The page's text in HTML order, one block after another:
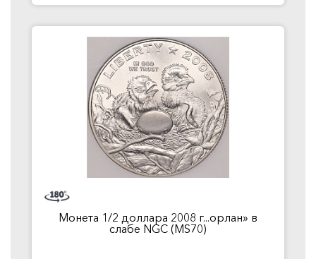
Монета 1/2 доллара 2008 г...орлан» в
слабе NGC (MS70)